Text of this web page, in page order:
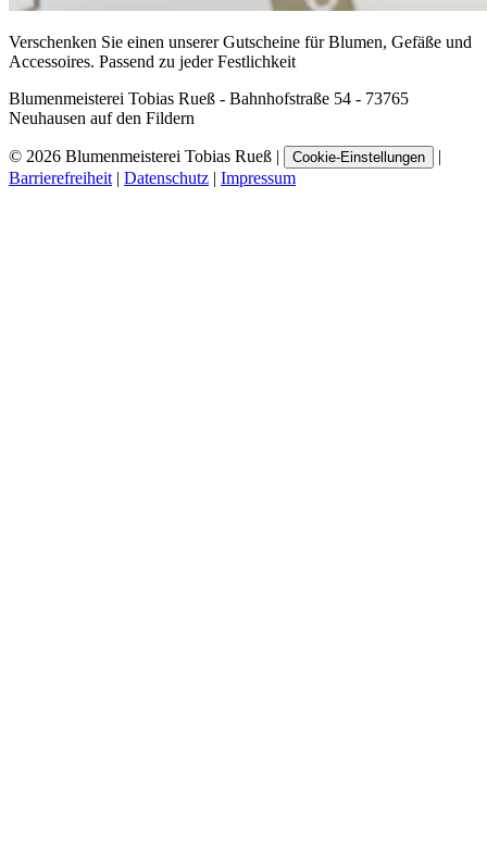
Verschenken Sie einen unserer Gutscheine für Blumen, Gefäße und
Accessoires. Passend zu jeder Festlichkeit
Blumenmeisterei Tobias Rueß - Bahnhofstraße 54 - 73765
Neuhausen auf den Fildern
© 2026 Blumenmeisterei Tobias Rueß | Cookie-Einstellungen
|
Barrierefreiheit | Datenschutz | Impressum